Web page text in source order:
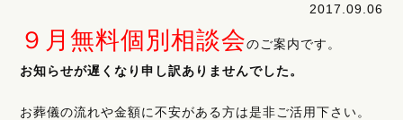
2017.09.06
９月無料個別相談会のご案内です。
お知らせが遅くなり申し訳ありませんでした。
お葬儀の流れや金額に不安がある方は是非ご活用下さい。